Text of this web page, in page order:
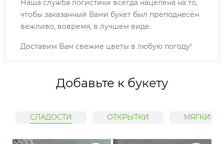
Наша служба логистики всегда нацелена на то,
чтобы заказанный Вами букет был преподнесён
вежливо, вовремя, в лучшем виде.
Доставим Вам свежие цветы в любую погоду!
Добавьте к букету
СЛАДОСТИ ОТКРЫТКИ МЯГКИЕ